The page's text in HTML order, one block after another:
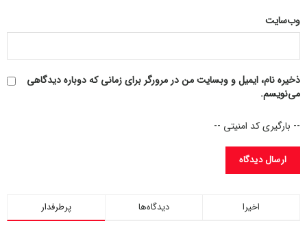
وب‌سایت
ذخیره نام، ایمیل و وبسایت من در مرورگر برای زمانی که دوباره دیدگاهی
می‌نویسم.
-- بارگیری کد امنیتی --
پرطرفدار دیدگاه‌ها اخیرا